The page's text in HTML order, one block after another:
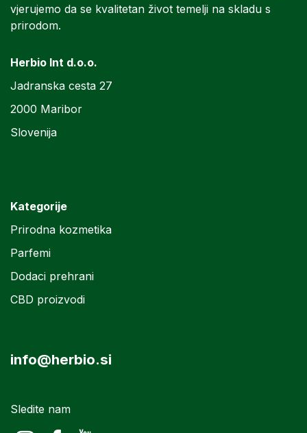
vjerujemo da se kvalitetan život temelji na skladu s
prirodom.
Herbio Int d.o.o.
Jadranska cesta 27
2000 Maribor
Slovenija
Kategorije
Prirodna kozmetika
Parfemi
Dodaci prehrani
CBD proizvodi
info@herbio.si
Sledite nam